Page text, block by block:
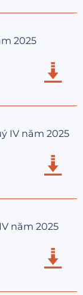
2025
IV năm 2025
năm 2025